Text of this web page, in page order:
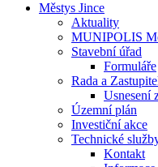
Městys Jince
Aktuality
MUNIPOLIS
Stavební úřad
Formuláře
Rada a
Usnesení
Územní plán
Investiční akce
Technické
Kontakt